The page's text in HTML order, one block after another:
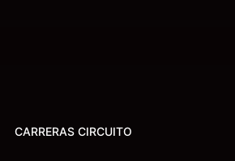
CARRERAS CIRCUITO